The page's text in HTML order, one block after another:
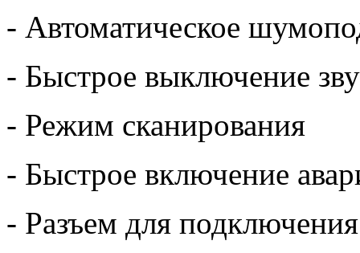
- Автоматическое
- Быстрое выключение
- Режим сканирования
- Быстрое включение
- Разъем для